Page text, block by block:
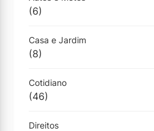
(6)
Casa e Jardim
(8)
Cotidiano
(46)
Direitos